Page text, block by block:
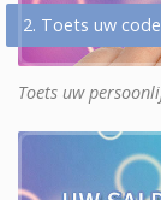
2. Toets uw
Toets uw